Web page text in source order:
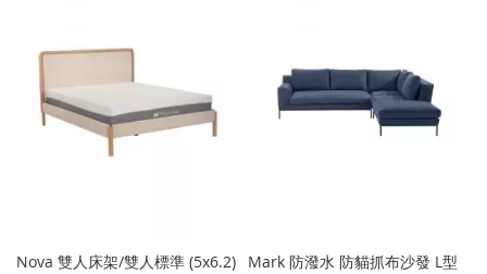
Nova 雙人床架/雙人標準 (5x6.2)
Mark 防潑水 防貓抓布沙發 L型